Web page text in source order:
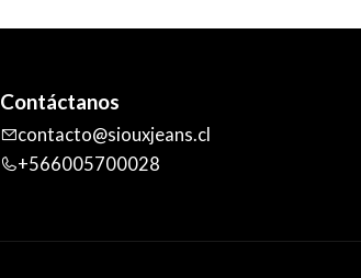
Contáctanos
contacto@siouxjeans.cl
+566005700028